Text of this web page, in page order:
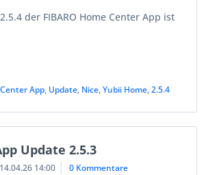
der FIBARO Home Center App ist
App, Update, Nice,Yubii Home,2.5.4
Update 2.5.3
14.04.26 14:00 0 Kommentare